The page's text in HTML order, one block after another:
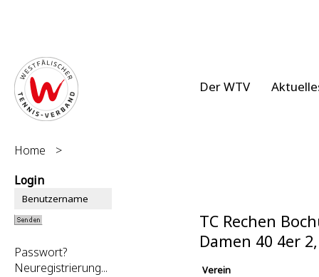
Der WTV
Home
>
Login
Passwort?
Neuregistrierung...
TC Rechen
Damen 40 4er
Verein